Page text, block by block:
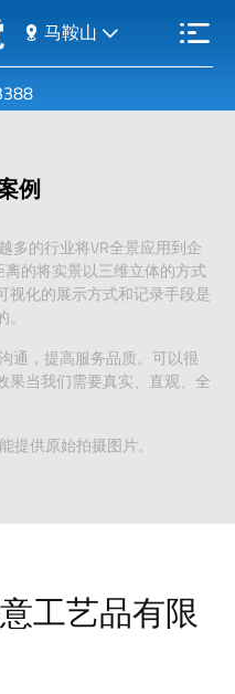
马鞍山
例
多的行业将VR全景应用到企
的将实景以三维立体的方式
视化的展示方式和记录手段是
通，提高服务品质。可以很
果当我们需要真实、直观、全
提供原始拍摄图片。
工艺品有限